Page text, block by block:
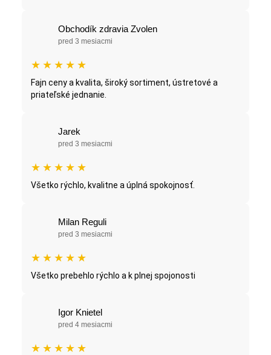
Obchodík zdravia Zvolen
pred 3 mesiacmi
★ ★ ★ ★ ★
Fajn ceny a kvalita, široký sortiment, ústretové a
priateľské jednanie.
Jarek
pred 3 mesiacmi
★ ★ ★ ★ ★
Všetko rýchlo, kvalitne a úplná spokojnosť.
Milan Reguli
pred 3 mesiacmi
★ ★ ★ ★ ★
Všetko prebehlo rýchlo a k plnej spojonosti
Igor Knietel
pred 4 mesiacmi
★ ★ ★ ★ ★